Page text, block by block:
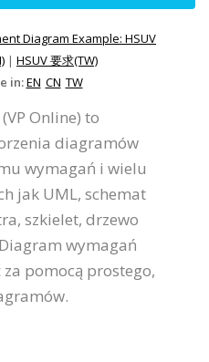
Diagram Example: HSUV
| HSUV 要求(TW)
in:EN CN TW
Online) to
diagramów
wymagań i wielu
jak UML, schemat
szkielet, drzewo
wymagań
pomocą prostego,